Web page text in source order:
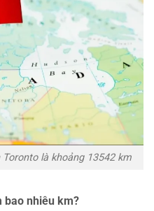
là khoảng 13542 km
bao nhiêu km?